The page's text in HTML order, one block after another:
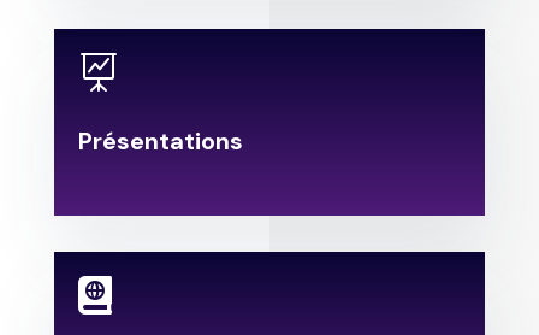

Présentations
